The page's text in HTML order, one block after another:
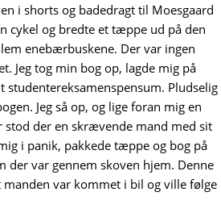
i shorts og badedragt til Moesgaard
cykel og bredte et tæppe ud på den
enebærbuskene. Der var ingen
Jeg tog min bog op, lagde mig på
Pludselig
Jeg så op, og lige foran mig en
stod der en skrævende mand med sit
i panik, pakkede tæppe og bog på
der var gennem skoven hjem. Denne
manden var kommet i bil og ville følge